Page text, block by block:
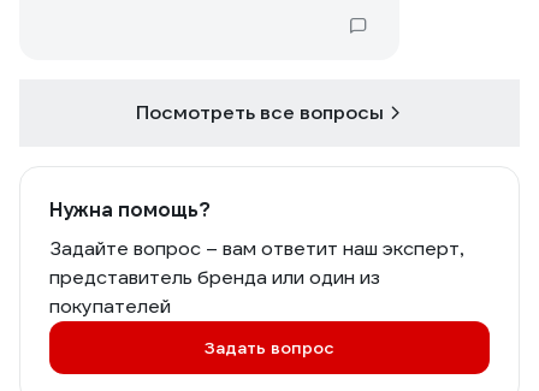
Посмотреть все вопросы
Нужна помощь?
Задайте вопрос – вам ответит наш эксперт,
представитель бренда или один из
покупателей
Задать вопрос